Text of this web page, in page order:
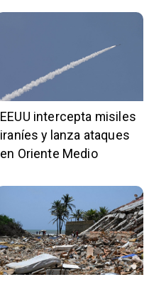
EEUU intercepta misiles
iraníes y lanza ataques
en Oriente Medio